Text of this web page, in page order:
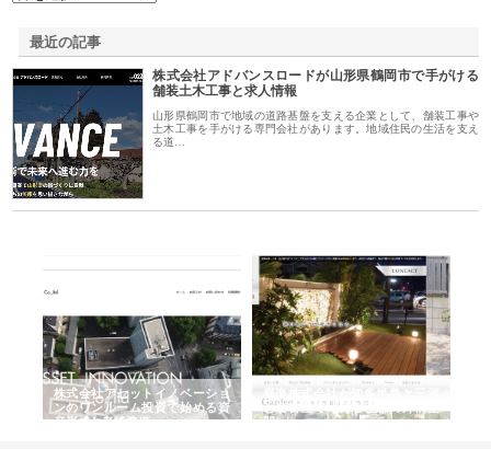
最近の記事
株式会社アドバンスロードが山形県鶴岡市で手がける
舗装土木工事と求人情報
山形県鶴岡市で地域の道路基盤を支える企業として、舗装工事や
土木工事を手がける専門会社があります。地域住民の生活を支え
る道…
株式会社アセットイノベーショ
ンのワンルーム投資で始める資
産形成と老後準備
と名古屋で叶える理想の外構空
間